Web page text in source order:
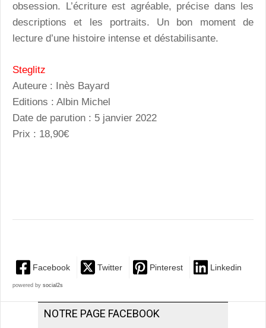
obsession. L’écriture est agréable, précise dans les
descriptions et les portraits. Un bon moment de
lecture d’une histoire intense et déstabilisante.
Steglitz
Auteure : Inès Bayard
Editions : Albin Michel
Date de parution : 5 janvier 2022
Prix : 18,90€
Facebook Twitter Pinterest Linkedin
powered by social2s
NOTRE PAGE FACEBOOK